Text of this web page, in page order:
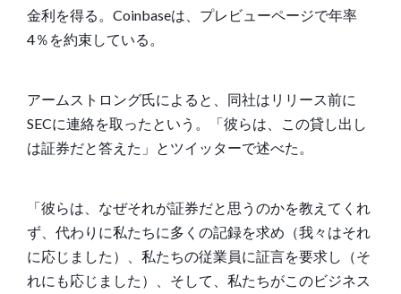
金利を得る。Coinbaseは、 プレビューページで年率
4％を約束している。
アームストロング氏によると、同社はリリース前に
SECに連絡を取ったという。「彼らは、この貸し出し
は証券だと答えた」と ツイッターで述べた。
「彼らは、なぜそれが証券だと思うのかを教えてくれ
ず、代わりに私たちに多くの記録を求め（我々はそれ
に応じました）、私たちの従業員に証言を要求し（そ
れにも応じました）、そして、私たちがこのビジネス